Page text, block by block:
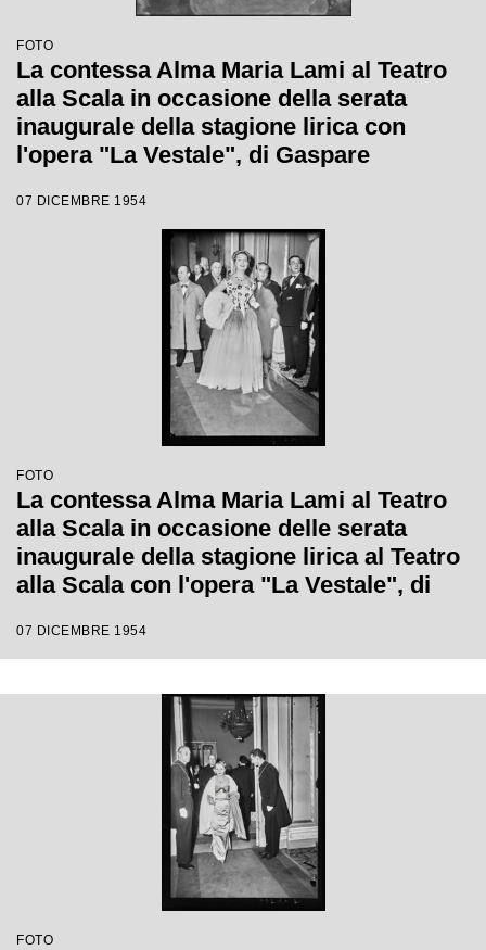
FOTO
La contessa Alma Maria Lami al Teatro
alla Scala in occasione della serata
inaugurale della stagione lirica con
l'opera "La Vestale", di Gaspare
Visconti e diretta da Antonino Votto
07 DICEMBRE 1954
FOTO
La contessa Alma Maria Lami al Teatro
alla Scala in occasione delle serata
inaugurale della stagione lirica al Teatro
alla Scala con l'opera "La Vestale", di
Votto, con la regia di Luchino Visconti
07 DICEMBRE 1954
FOTO